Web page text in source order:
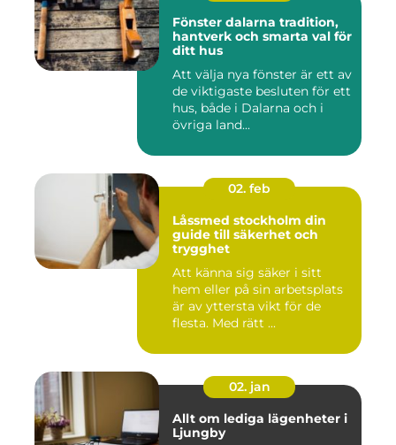
Fönster dalarna tradition,
hantverk och smarta val för
ditt hus
Att välja nya fönster är ett av
de viktigaste besluten för ett
hus, både i Dalarna och i
övriga land...
02. feb
Låssmed stockholm din
guide till säkerhet och
trygghet
Att känna sig säker i sitt
hem eller på sin arbetsplats
är av yttersta vikt för de
flesta. Med rätt ...
02. jan
Allt om lediga lägenheter i
Ljungby